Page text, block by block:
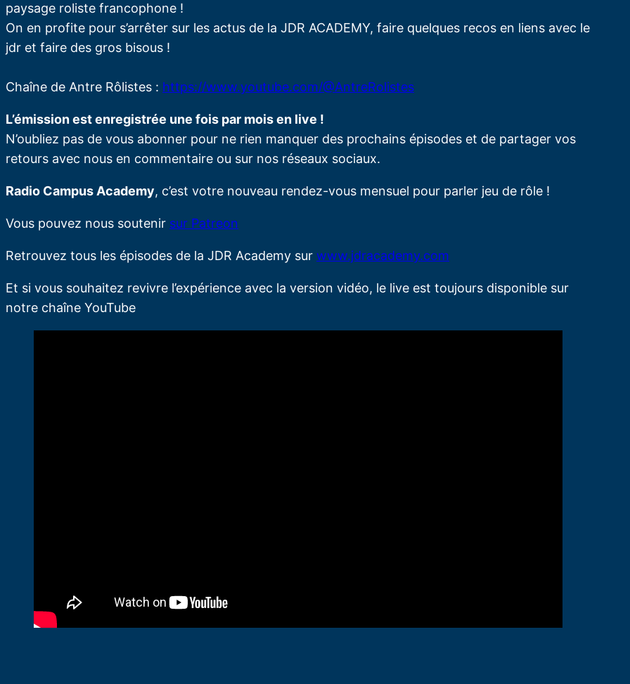
paysage roliste francophone !
On en profite pour s’arrêter sur les actus de la JDR ACADEMY, faire quelques recos en liens avec le
jdr et faire des gros bisous !
Chaîne de Antre Rôlistes : https://www.youtube.com/@AntreRolistes
L’émission est enregistrée une fois par mois en live !
N’oubliez pas de vous abonner pour ne rien manquer des prochains épisodes et de partager vos
retours avec nous en commentaire ou sur nos réseaux sociaux.
Radio Campus Academy, c’est votre nouveau rendez-vous mensuel pour parler jeu de rôle !
Vous pouvez nous soutenir sur Patreon
Retrouvez tous les épisodes de la JDR Academy sur www.jdracademy.com
Et si vous souhaitez revivre l’expérience avec la version vidéo, le live est toujours disponible sur
notre chaîne YouTube